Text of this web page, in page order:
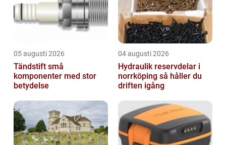
05 augusti 2026
Tändstift små
komponenter med stor
betydelse
04 augusti 2026
Hydraulik reservdelar i
norrköping så håller du
driften igång